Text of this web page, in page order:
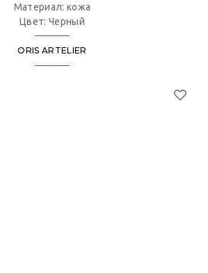
Материал: кожа
Цвет: Черный
ORIS ARTELIER